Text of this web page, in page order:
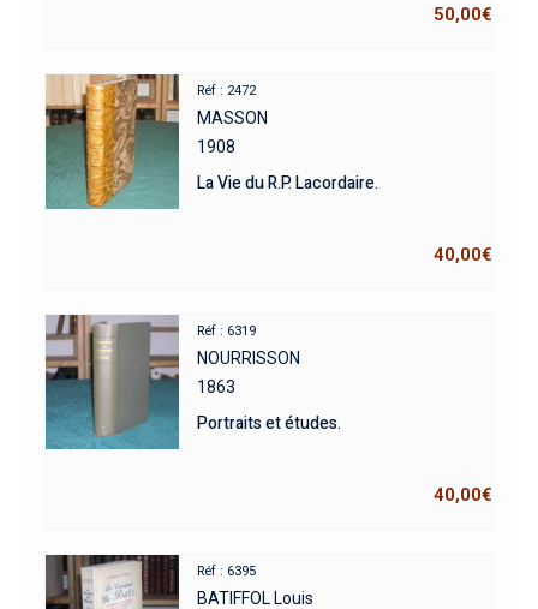
50,00€
Réf : 2472
MASSON
1908
La Vie du R.P. Lacordaire.
40,00€
Réf : 6319
NOURRISSON
1863
Portraits et études.
40,00€
Réf : 6395
BATIFFOL Louis